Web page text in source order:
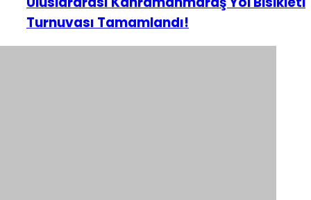
Turnuvası Tamamlandı!